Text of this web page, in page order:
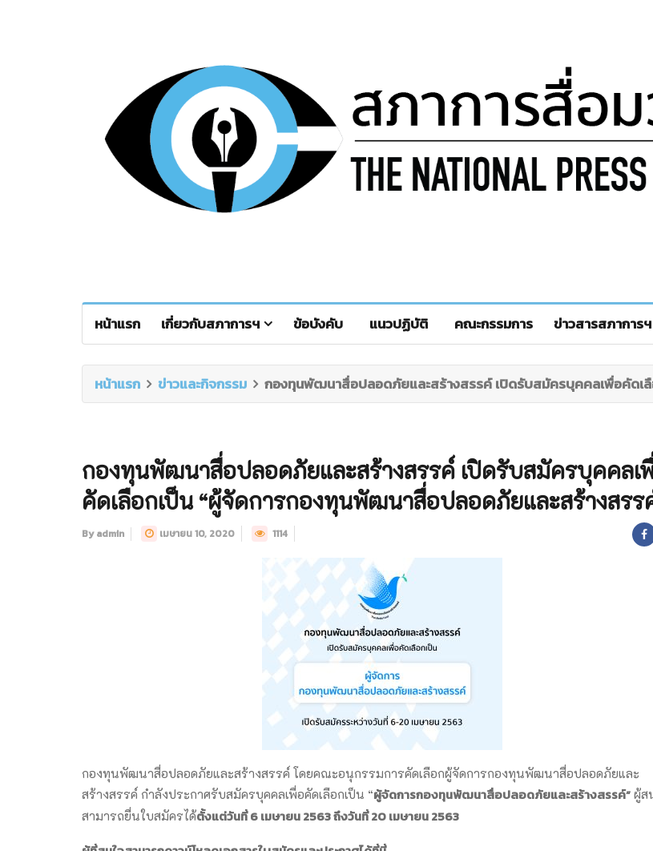
หน้าแรก เกี่ยวกับสภาการฯ ข้อบังคับ แนวปฏิบัติ คณะกรรมการ ข่าวสารสภาการฯ
หน้าแรก ข่าวและกิจกรรม กองทุนพัฒนาสื่อปลอดภัยและสร้างสรรค์ เปิดรับสมัครบุคคลเพื่อคัดเ
กองทุนพัฒนาสื่อปลอดภัยและสร้างสรรค์ เปิดรับสมัครบุคคลเ
คัดเลือกเป็น “ผู้จัดการกองทุนพัฒนาสื่อปลอดภัยและสร้างสรร
By admin เมษายน 10, 2020 1114
กองทุนพัฒนาสื่อปลอดภัยและสร้างสรรค์ โดยคณะอนุกรรมการคัดเลือกผู้จัดการกองทุนพัฒนาสื่อปลอดภัยและ
สร้างสรรค์ กำลังประกาศรับสมัครบุคคลเพื่อคัดเลือกเป็น “ผู้จัดการกองทุนพัฒนาสื่อปลอดภัยและสร้างสรรค์” ผู้ส
สามารถยื่นใบสมัครได้ตั้งแต่วันที่ 6 เมษายน 2563 ถึงวันที่ 20 เมษายน 2563